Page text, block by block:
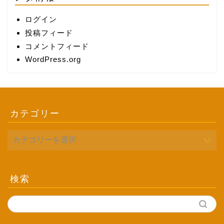
ログイン
投稿フィード
コメントフィード
WordPress.org
カテゴリー
検索